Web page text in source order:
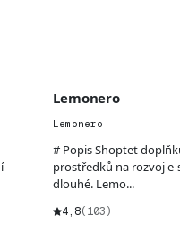
Lemonero
Lemonero
# Popis Shoptet doplňku
prostředků na rozvoj
dlouhé. Lemo...
4,8(103)